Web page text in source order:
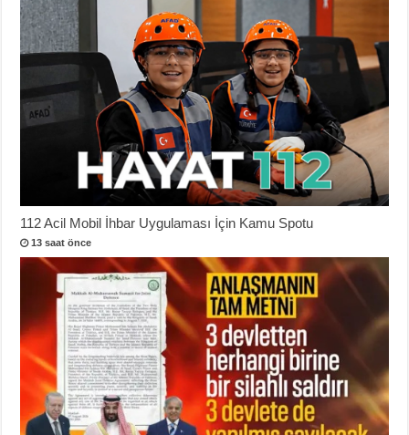
112 Acil Mobil İhbar Uygulaması İçin Kamu Spotu
13 saat önce